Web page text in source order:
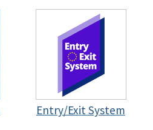
Entry/Exit System